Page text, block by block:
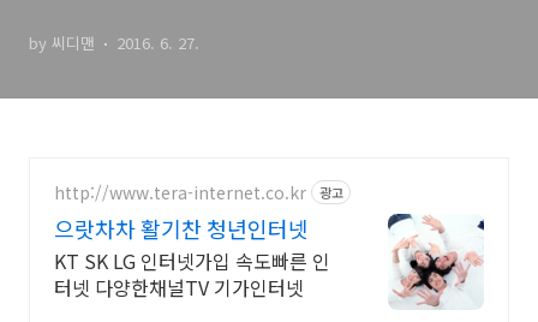
by 씨디맨 2016. 6. 27.
http://www.tera-internet.co.kr 광고
으랏차차 활기찬 청년인터넷
KT SK LG 인터넷가입 속도빠른 인
터넷 다양한채널TV 기가인터넷